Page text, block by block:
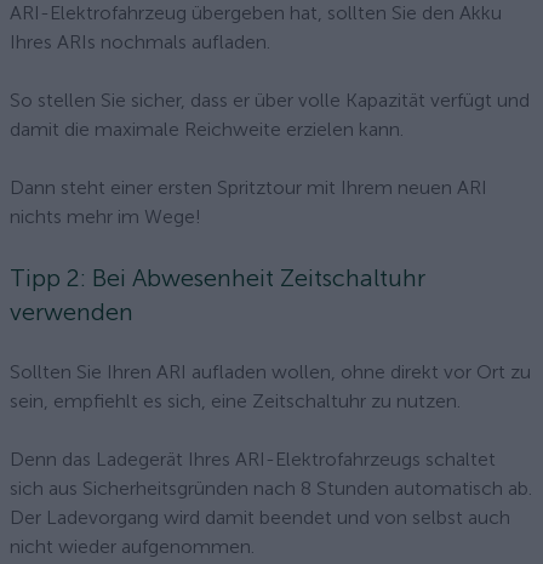
ARI-Elektrofahrzeug übergeben hat, sollten Sie den Akku
Ihres ARIs nochmals aufladen.
So stellen Sie sicher, dass er über volle Kapazität verfügt und
damit die maximale Reichweite erzielen kann.
Dann steht einer ersten Spritztour mit Ihrem neuen ARI
nichts mehr im Wege!
Tipp 2: Bei Abwesenheit Zeitschaltuhr
verwenden
Sollten Sie Ihren ARI aufladen wollen, ohne direkt vor Ort zu
sein, empfiehlt es sich, eine Zeitschaltuhr zu nutzen.
Denn das Ladegerät Ihres ARI-Elektrofahrzeugs schaltet
sich aus Sicherheitsgründen nach 8 Stunden automatisch ab.
Der Ladevorgang wird damit beendet und von selbst auch
nicht wieder aufgenommen.